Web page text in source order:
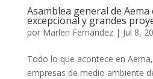
Asamblea general de Aema
excepcional y grandes
por Marlen Fernandez| Jul 8,
Todo lo que acontece en
empresas de medio ambiente